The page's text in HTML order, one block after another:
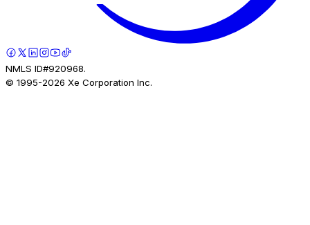
NMLS ID#920968.
© 1995-2026 Xe Corporation Inc.